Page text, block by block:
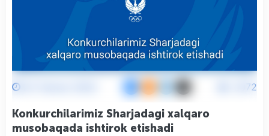
2072
Konkurchilarimiz Sharjadagi xalqaro
musobaqada ishtirok etishadi